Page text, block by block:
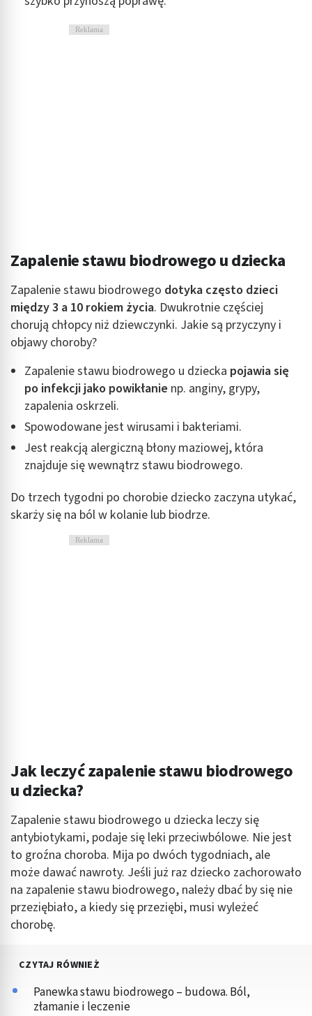
Reklama
Zapalenie stawu biodrowego u dziecka
Zapalenie stawu biodrowego dotyka często dzieci
między 3 a 10 rokiem życia. Dwukrotnie częściej
chorują chłopcy niż dziewczynki. Jakie są przyczyny i
objawy choroby?
Zapalenie stawu biodrowego u dziecka pojawia się
po infekcji jako powikłanie np. anginy, grypy,
zapalenia oskrzeli.
Spowodowane jest wirusami i bakteriami.
Jest reakcją alergiczną błony maziowej, która
znajduje się wewnątrz stawu biodrowego.
Do trzech tygodni po chorobie dziecko zaczyna utykać,
skarży się na ból w kolanie lub biodrze.
Reklama
Jak leczyć zapalenie stawu biodrowego
u dziecka?
Zapalenie stawu biodrowego u dziecka leczy się
antybiotykami, podaje się leki przeciwbólowe. Nie jest
to groźna choroba. Mija po dwóch tygodniach, ale
może dawać nawroty. Jeśli już raz dziecko zachorowało
na zapalenie stawu biodrowego, należy dbać by się nie
przeziębiało, a kiedy się przeziębi, musi wyleżeć
chorobę.
CZYTAJ RÓWNIEŻ
Panewka stawu biodrowego – budowa. Ból,
złamanie i leczenie
Identyfikowanie urządzeń na podstawie
Cele przetwarzania inne niż IAB: